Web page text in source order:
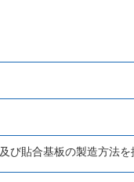
貼合基板の製造方法を